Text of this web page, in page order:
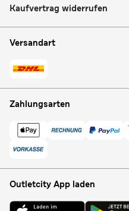
Kaufvertrag widerrufen
Versandart
Zahlungsarten
Outletcity App laden